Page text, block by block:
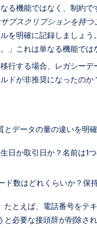
る機能ではなく、制約で
ブスクリプションを持
を明確に記録しましょ
」これは単なる機能では
行する場合、レガシー
ドが非推奨になったのか
データの量の違いを明
日か取引日か？名前は1
ド数はどれくらいか？保
とえば、電話番号をテ
必要な接頭辞が削除さ